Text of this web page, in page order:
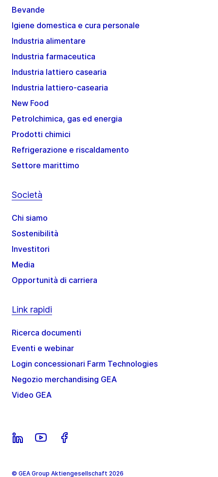
Bevande
Igiene domestica e cura personale
Industria alimentare
Industria farmaceutica
Industria lattiero casearia
Industria lattiero-casearia
New Food
Petrolchimica, gas ed energia
Prodotti chimici
Refrigerazione e riscaldamento
Settore marittimo
Società
Chi siamo
Sostenibilità
Investitori
Media
Opportunità di carriera
Link rapidi
Ricerca documenti
Eventi e webinar
Login concessionari Farm Technologies
Negozio merchandising GEA
Video GEA
© GEA Group Aktiengesellschaft 2026